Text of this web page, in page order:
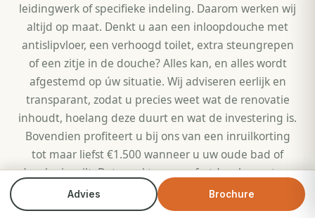
Advies Brochure
leidingwerk of specifieke indeling. Daarom werken wij
altijd op maat. Denkt u aan een inloopdouche met
antislipvloer, een verhoogd toilet, extra steungrepen
of een zitje in de douche? Alles kan, en alles wordt
afgestemd op úw situatie. Wij adviseren eerlijk en
transparant, zodat u precies weet wat de renovatie
inhoudt, hoelang deze duurt en wat de investering is.
Bovendien profiteert u bij ons van een inruilkorting
tot maar liefst €1.500 wanneer u uw oude bad of
douche inruilt. Dat maakt uw comfortdouche meteen
een stuk voordeliger.
Bel direct Brochure